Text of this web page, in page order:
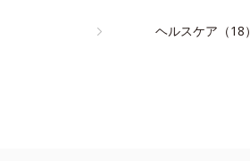
ヘルスケア（18）